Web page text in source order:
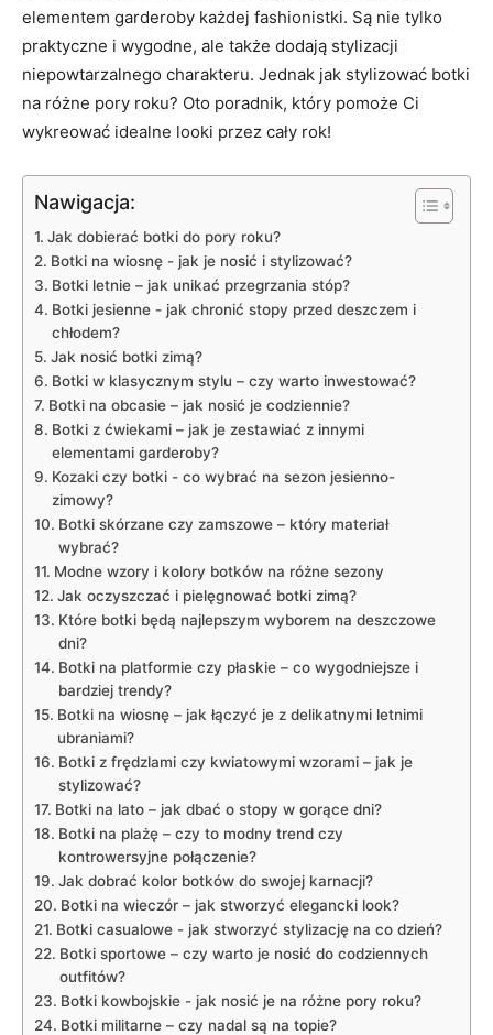
elementem garderoby każdej fashionistki. Są nie tylko
praktyczne i wygodne, ale także dodają stylizacji
⁤niepowtarzalnego charakteru. Jednak jak stylizować botki
na różne pory roku? Oto poradnik,‌ który pomoże Ci
wykreować idealne looki przez ⁣cały ⁢rok!
Nawigacja:
Jak dobierać​ botki do pory roku?
Botki na wiosnę‌ -⁣ jak je nosić i stylizować?
Botki letnie – jak unikać⁤ przegrzania stóp?
Botki ​jesienne ⁢- jak chronić stopy przed deszczem i
chłodem?
Jak nosić botki zimą?
Botki w klasycznym stylu⁢ – czy warto inwestować?
Botki na obcasie – jak ​nosić je codziennie?
Botki z ćwiekami – jak je zestawiać z innymi
elementami garderoby?
Kozaki czy botki -⁤ co wybrać na sezon jesienno-
zimowy?
Botki skórzane czy zamszowe – który ⁤materiał
wybrać?
Modne wzory i kolory botków ​na ‍różne ‍sezony
Jak oczyszczać i pielęgnować botki zimą?
Które botki będą najlepszym wyborem ⁤na deszczowe
dni?
Botki na platformie czy płaskie​ – co wygodniejsze i‌
bardziej trendy?
Botki ​na wiosnę – jak łączyć je z⁣ delikatnymi letnimi
ubraniami?
Botki‌ z frędzlami⁣ czy kwiatowymi wzorami – jak je
⁤stylizować?
Botki na ⁣lato – jak dbać‌ o stopy w gorące‍ dni?
Botki na plażę – czy ⁢to⁤ modny trend ⁤czy
kontrowersyjne połączenie?
Jak ⁢dobrać kolor botków do swojej karnacji?
Botki na ‌wieczór – jak ​stworzyć elegancki look?
Botki casualowe ⁢- jak ⁢stworzyć ​stylizację na co⁢ dzień?
Botki sportowe‌ – czy warto je nosić ⁣do ⁣codziennych
outfitów?
Botki kowbojskie ‌- jak nosić je na⁣ różne pory⁢ roku?
Botki militarne – czy nadal są na topie?